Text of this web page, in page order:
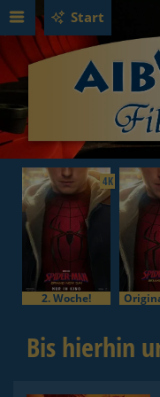
Start
4K
2. Woche!
Bis hierhin